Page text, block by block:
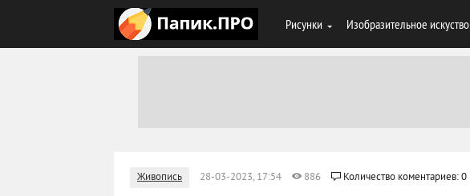
Рисунки Изобразительное искуство
Живопись 28-03-2023, 17:54 886 Количество коментариев: 0